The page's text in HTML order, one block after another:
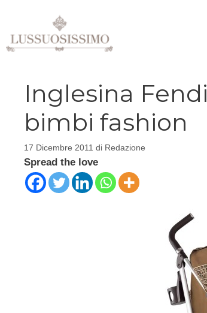
contenuto
Inglesina
bimbi fashion
17 Dicembre 2011 di Redazione
Spread the love